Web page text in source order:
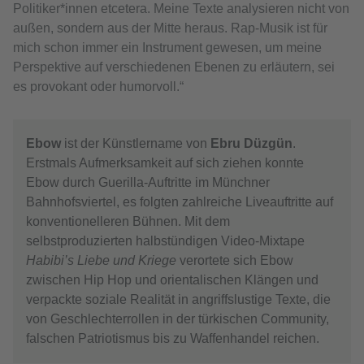
Politiker*innen etcetera. Meine Texte analysieren nicht von
außen, sondern aus der Mitte heraus. Rap-Musik ist für
mich schon immer ein Instrument gewesen, um meine
Perspektive auf verschiedenen Ebenen zu erläutern, sei
es provokant oder humorvoll.“
Ebow ist der Künstlername von Ebru Düzgün.
Erstmals Aufmerksamkeit auf sich ziehen konnte
Ebow durch Guerilla-Auftritte im Münchner
Bahnhofsviertel, es folgten zahlreiche Liveauftritte auf
konventionelleren Bühnen. Mit dem
selbstproduzierten halbstündigen Video-Mixtape
Habibi’s Liebe und Kriege verortete sich Ebow
zwischen Hip Hop und orientalischen Klängen und
verpackte soziale Realität in angriffslustige Texte, die
von Geschlechterrollen in der türkischen Community,
falschen Patriotismus bis zu Waffenhandel reichen.